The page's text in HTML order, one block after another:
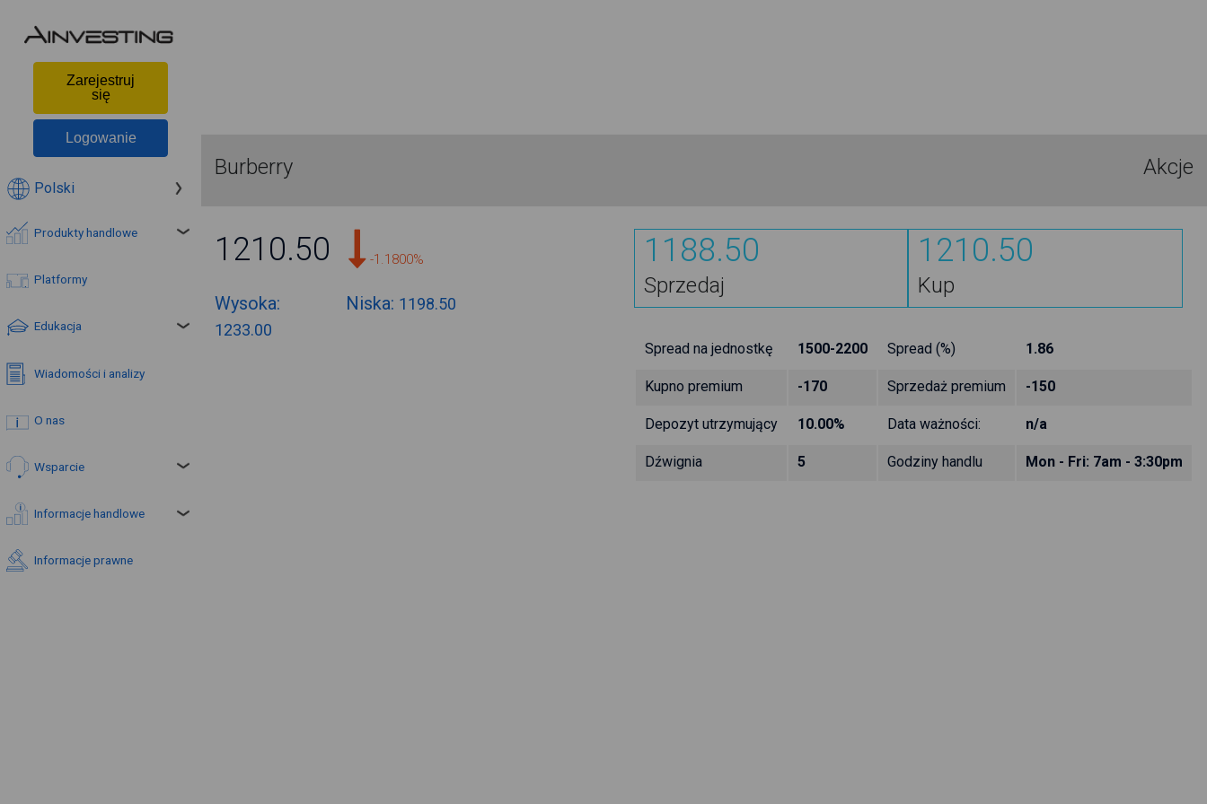
Zarejestruj
się
Logowanie
Polski
Produkty handlowe
Platformy
Edukacja
Wiadomości i analizy
O nas
Wsparcie
Informacje handlowe
Informacje prawne
Burberry Akcje
1210.50 -1.1800%
Wysoka:
1233.00
Niska: 1198.50
1188.50
Sprzedaj
1210.50
Kup
Spread na jednostkę 1500-2200 Spread (%) 1.86
Kupno premium -170 Sprzedaż premium -150
Depozyt utrzymujący 10.00% Data ważności: n/a
Dźwignia 5 Godziny handlu Mon - Fri: 7am - 3:30pm